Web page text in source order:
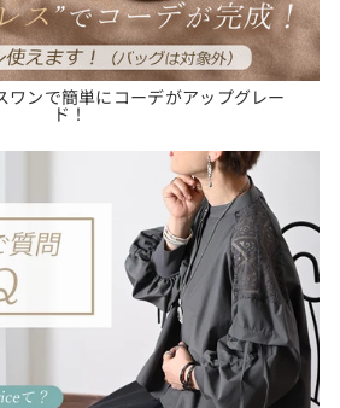
ワンで簡単にコーデがアップグレー
ド！